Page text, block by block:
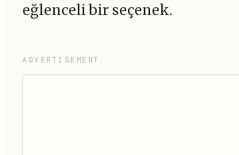
eğlenceli bir seçenek.
ADVERTISEMENT